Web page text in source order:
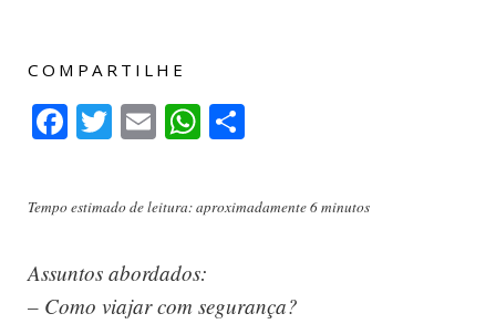
COMPARTILHE
Facebook
Twitter
EmailWhatsApp
Tempo estimado de leitura: aproximadamente 6 minutos
Assuntos abordados:
– Como viajar com segurança?